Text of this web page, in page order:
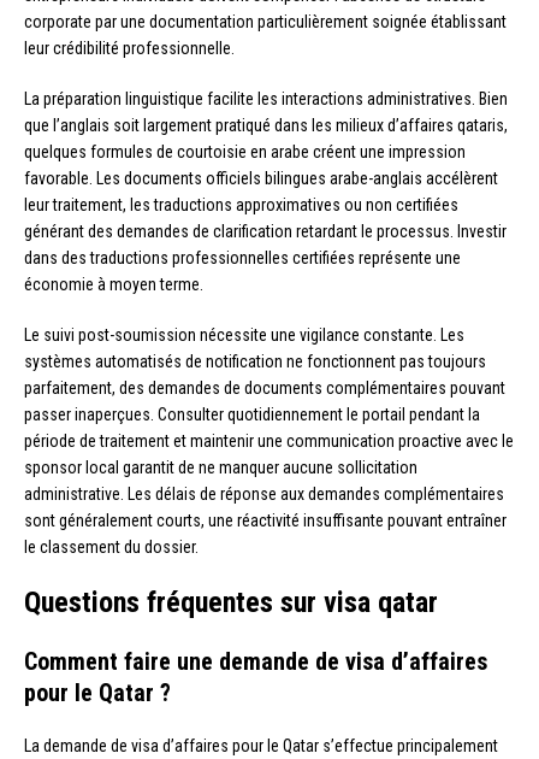
corporate par une documentation particulièrement soignée établissant
leur crédibilité professionnelle.
La préparation linguistique facilite les interactions administratives. Bien
que l’anglais soit largement pratiqué dans les milieux d’affaires qataris,
quelques formules de courtoisie en arabe créent une impression
favorable. Les documents officiels bilingues arabe-anglais accélèrent
leur traitement, les traductions approximatives ou non certifiées
générant des demandes de clarification retardant le processus. Investir
dans des traductions professionnelles certifiées représente une
économie à moyen terme.
Le suivi post-soumission nécessite une vigilance constante. Les
systèmes automatisés de notification ne fonctionnent pas toujours
parfaitement, des demandes de documents complémentaires pouvant
passer inaperçues. Consulter quotidiennement le portail pendant la
période de traitement et maintenir une communication proactive avec le
sponsor local garantit de ne manquer aucune sollicitation
administrative. Les délais de réponse aux demandes complémentaires
sont généralement courts, une réactivité insuffisante pouvant entraîner
le classement du dossier.
Questions fréquentes sur visa qatar
Comment faire une demande de visa d’affaires
pour le Qatar ?
La demande de visa d’affaires pour le Qatar s’effectue principalement